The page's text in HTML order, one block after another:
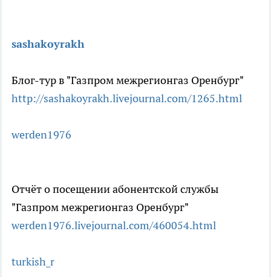
sashakoyrakh
Блог-тур в "Газпром межрегионгаз Оренбург"
http://sashakoyrakh.livejournal.com/1265.html
werden1976
Отчёт о посещении абонентской службы
"Газпром межрегионгаз Оренбург"
werden1976.livejournal.com/460054.html
turkish_r